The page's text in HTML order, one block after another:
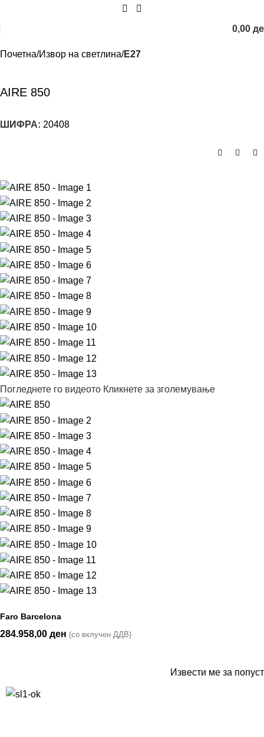
0,00
Почетна Извор на светлина E27
AIRE 850
ШИФРА: 20408
Погледнете го видеото Кликнете за зголемување
Faro Barcelona
284.958,00 ден (со вклучен ДДВ)
Извести ме за попуст